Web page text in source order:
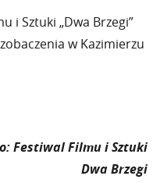
i Sztuki „Dwa Brzegi”
w Kazimierzu
Festiwal Filmu i Sztuki
Dwa Brzegi